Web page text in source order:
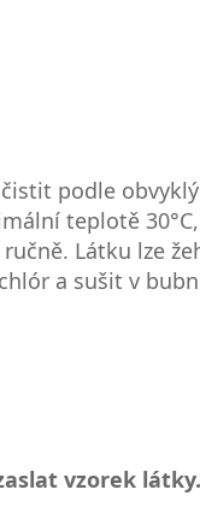
podle
teplotě
Látku lze
a sušit v
vzorek látky.